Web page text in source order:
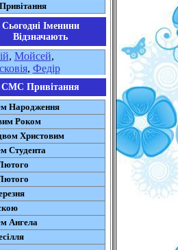
Сьогодні Іменини
Відзначають
, Мойсей,
, Федір
СМС Привітання
Народження
Роком
Христовим
Студента
Ангела